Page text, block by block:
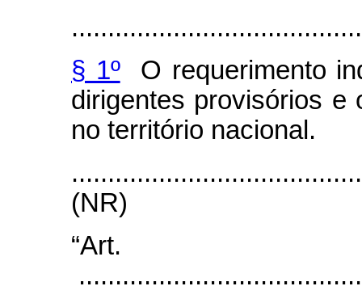
§ 1ºO requerimento
dirigentes provisórios e
no território nacional.
(NR)